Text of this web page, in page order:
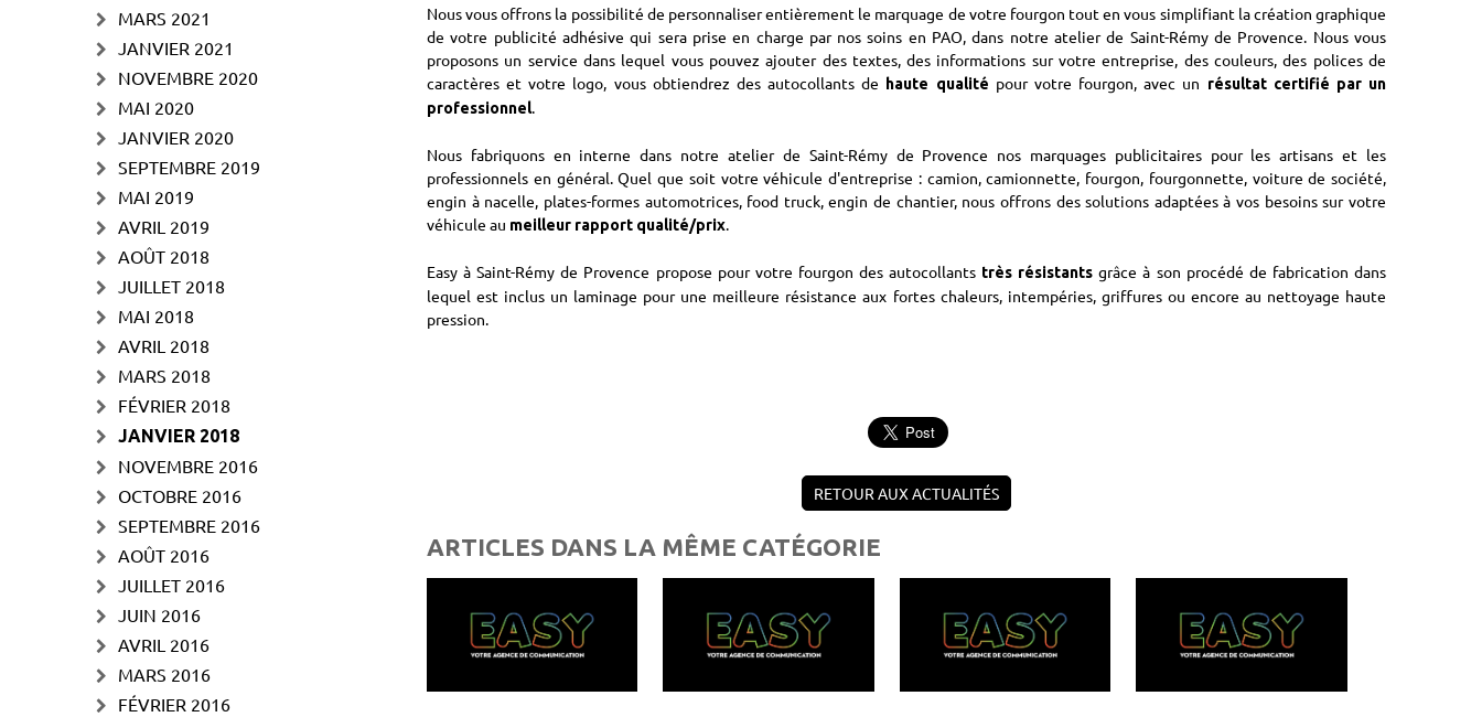
Nous vous offrons la possibilité de personnaliser entièrement le marquage de votre fourgon tout en vous simplifiant la création graphique
de votre publicité adhésive qui sera prise en charge par nos soins en PAO, dans notre atelier de Saint-Rémy de Provence. Nous vous
proposons un service dans lequel vous pouvez ajouter des textes, des informations sur votre entreprise, des couleurs, des polices de
caractères et votre logo, vous obtiendrez des autocollants de
haute qualité pour votre fourgon, avec un résultat certifié par un
professionnel.
Nous fabriquons en interne dans notre atelier de Saint-Rémy de Provence nos marquages publicitaires pour les artisans et les
professionnels en général. Quel que soit votre véhicule d'entreprise : camion, camionnette, fourgon, fourgonnette, voiture de société,
engin à nacelle, plates-formes automotrices, food truck, engin de chantier, nous offrons des solutions adaptées à vos besoins sur votre
véhicule au meilleur rapport qualité/prix.
Easy à Saint-Rémy de Provence propose pour votre fourgon des autocollants très résistants grâce à son procédé de fabrication dans
lequel est inclus un laminage pour une meilleure résistance aux fortes chaleurs, intempéries, griffures ou encore au nettoyage haute
pression.
RETOUR AUX ACTUALITÉS
ARTICLES DANS LA MÊME CATÉGORIE
MARS 2021
JANVIER 2021
NOVEMBRE 2020
MAI 2020
JANVIER 2020
SEPTEMBRE 2019
MAI 2019
AVRIL 2019
AOÛT 2018
JUILLET 2018
MAI 2018
AVRIL 2018
MARS 2018
FÉVRIER 2018
JANVIER 2018
NOVEMBRE 2016
OCTOBRE 2016
SEPTEMBRE 2016
AOÛT 2016
JUILLET 2016
JUIN 2016
AVRIL 2016
MARS 2016
FÉVRIER 2016